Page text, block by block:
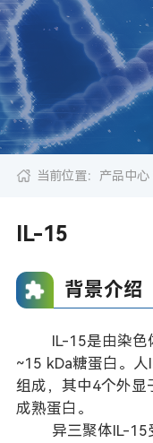
当前位置： 产品中心
IL-15
背景介绍
IL-15是由染色体
~15 kDa糖蛋白。
组成，其中4个外显
成熟蛋白。
异三聚体IL-15受